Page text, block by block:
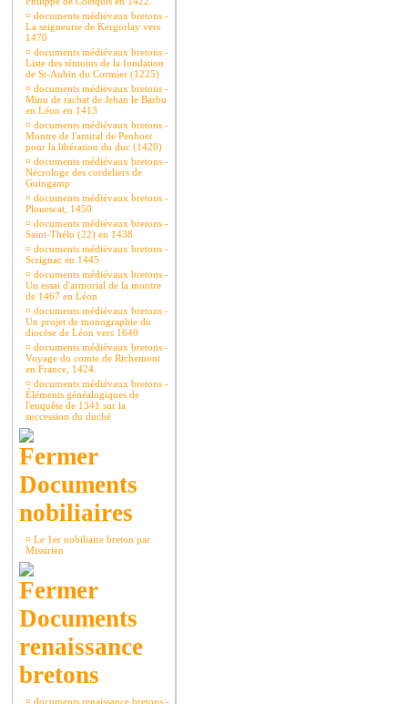
¤ documents médiévaux bretons -
La seigneurie de Kergorlay vers
1470
¤ documents médiévaux bretons -
Liste des témoins de la fondation
de St-Aubin du Cormier (1225)
¤ documents médiévaux bretons -
Minu de rachat de Jehan le Barbu
en Léon en 1413
¤ documents médiévaux bretons -
Montre de l'amiral de Penhoet
pour la libération du duc (1420)
¤ documents médiévaux bretons -
Nécrologe des cordeliers de
Guingamp
¤ documents médiévaux bretons -
Plouescat, 1450
¤ documents médiévaux bretons -
Saint-Thélo (22) en 1438
¤ documents médiévaux bretons -
Scrignac en 1445
¤ documents médiévaux bretons -
Un essai d'armorial de la montre
de 1467 en Léon
¤ documents médiévaux bretons -
Un projet de monographie du
diocèse de Léon vers 1640
¤ documents médiévaux bretons -
Voyage du comte de Richemont
en France, 1424.
¤ documents médiévaux bretons -
Éléments généalogiques de
l'enquête de 1341 sur la
succession du duché
Documents
nobiliaires
¤ Le 1er nobiliaire breton par
Missirien
Documents
renaissance
bretons
¤ documents renaissance bretons -